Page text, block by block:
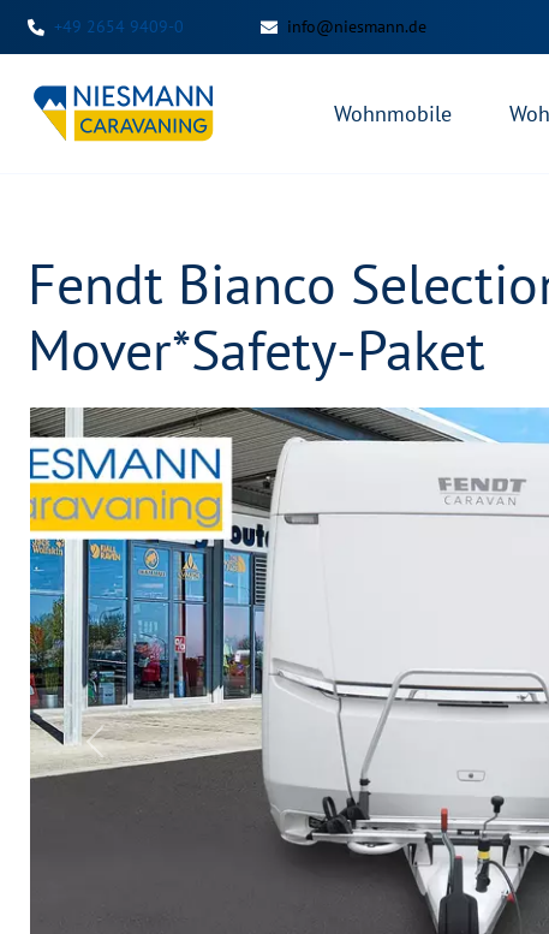
+49 2654 9409-0 info@niesmann.de
Wohnmobile
Fendt Bianco
Mover*Safety-Paket
Previous